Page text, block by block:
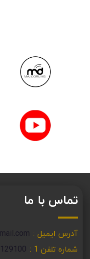
تماس با ما
آدرس ایمیل :
شماره تلفن 1 :